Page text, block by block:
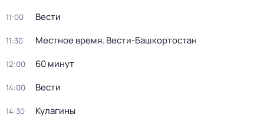
11:00 Вести
11:30 Местное время. Вести-Башкортостан
12:00 60 минут
14:00 Вести
14:30 Кулагины